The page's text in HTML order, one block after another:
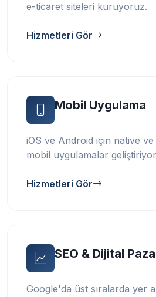
e-ticaret siteleri kuruyoruz.
Hizmetleri Gör
Mobil Uygulama
iOS ve Android için native
mobil uygulamalar
Hizmetleri Gör
SEO & Dijital
Google'da üst sıralarda yer